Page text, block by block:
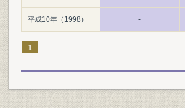
平成10年（1998） -
1